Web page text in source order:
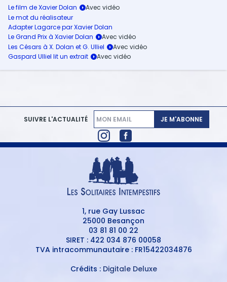
Le film de Xavier Dolan
Le mot du réalisateur
Adapter Lagarce par Xavier Dolan
Le Grand Prix à Xavier Dolan
Les Césars à X. Dolan et G. Ulliel
Gaspard Ulliel lit un extrait
SUIVRE L'ACTUALITÉ JE M'ABONNE
1, rue Gay Lussac
25000 Besançon
03 81 81 00 22
SIRET : 422 034 876 00058
TVA intracommunautaire : FR15422034876
Crédits : Digitale Deluxe